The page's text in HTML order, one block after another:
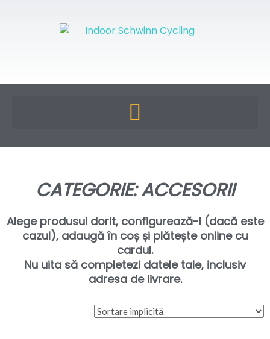
CATEGORIE: ACCESORII
Alege produsul dorit, configurează-l (dacă este
cazul), adaugă în coș și plătește online cu
cardul.
Nu uita să completezi datele tale, inclusiv
adresa de livrare.